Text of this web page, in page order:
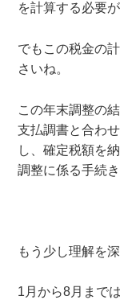
を計算する必要
でもこの税金の
さいね。
この年末調整の
支払調書と合わ
し、確定税額を
調整に係る手続
もう少し理解を
1月から8月まで